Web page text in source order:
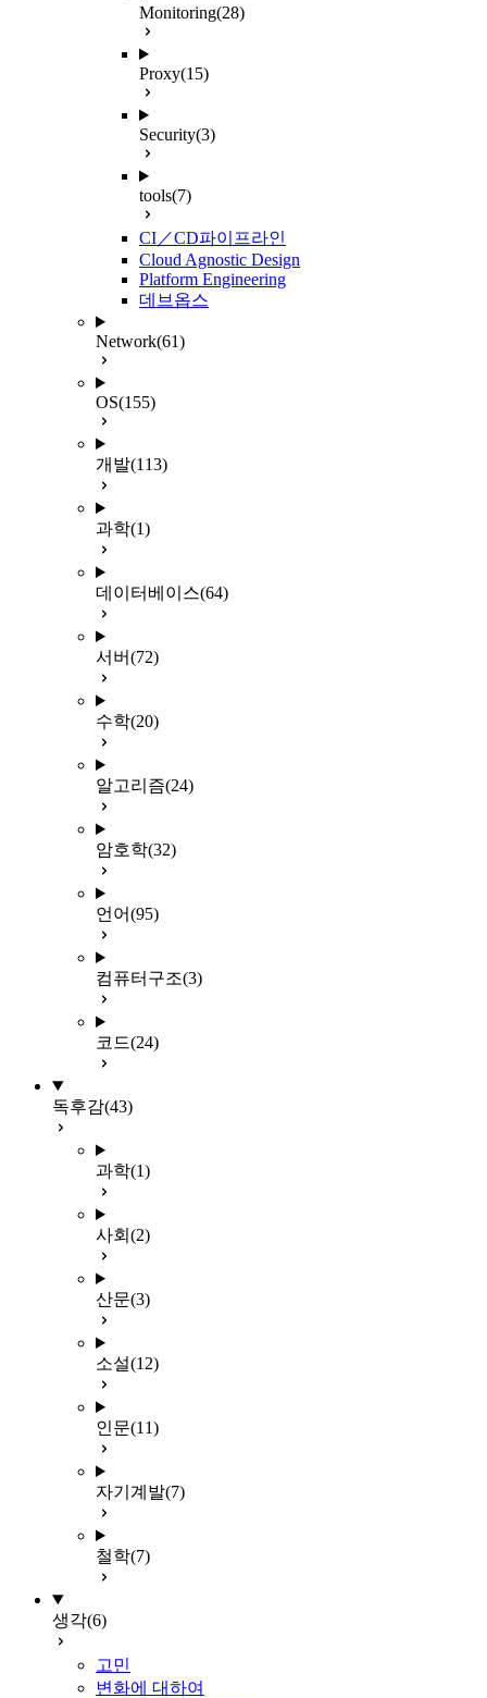
Monitoring(28)
Proxy(15)
Security(3)
tools(7)
CI／CD파이프라인
Cloud Agnostic Design
Platform Engineering
데브옵스
Network(61)
OS(155)
개발(113)
과학(1)
데이터베이스(64)
서버(72)
수학(20)
알고리즘(24)
암호학(32)
언어(95)
컴퓨터구조(3)
코드(24)
독후감(43)
과학(1)
사회 (2)
산문(3)
소설(12)
인문(11)
자기계발(7)
철학(7)
생각(6)
고민
변화에 대하여